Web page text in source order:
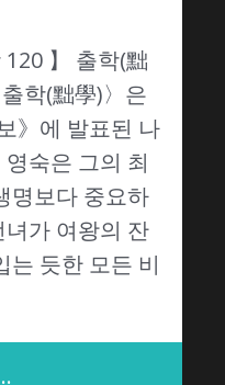
120 】 출학(黜
학(黜學)〉은
》에 발표된 나
숙은 그의 최
명보다 중요하
가 여왕의 잔
는 듯한 모든 비